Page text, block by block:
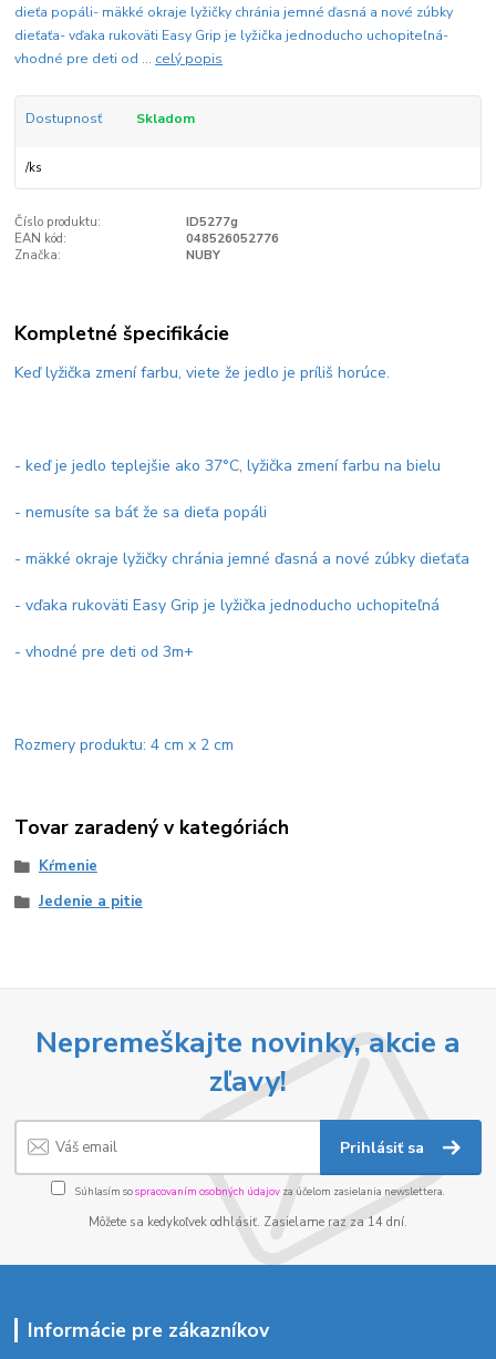
dieťa popáli- mäkké okraje lyžičky chránia jemné ďasná a nové zúbky
dieťaťa- vďaka rukoväti Easy Grip je lyžička jednoducho uchopiteľná-
vhodné pre deti od ... celý popis
Dostupnosť Skladom
/ks
Číslo produktu:
ID5277g
EAN kód:
048526052776
Značka:
NUBY
Kompletné špecifikácie
Keď lyžička zmení farbu, viete že jedlo je príliš horúce.
- keď je jedlo teplejšie ako 37°C, lyžička zmení farbu na bielu
- nemusíte sa báť že sa dieťa popáli
- mäkké okraje lyžičky chránia jemné ďasná a nové zúbky dieťaťa
- vďaka rukoväti Easy Grip je lyžička jednoducho uchopiteľná
- vhodné pre deti od 3m+
Rozmery produktu: 4 cm x 2 cm
Tovar zaradený v kategóriách
Kŕmenie
Jedenie a pitie
Nepremeškajte novinky, akcie a
zľavy!
Prihlásiť sa
Súhlasím sospracovaním osobných údajov za účelom zasielania newslettera.
Môžete sa kedykoľvek odhlásiť. Zasielame raz za 14 dní.
Informácie pre zákazníkov